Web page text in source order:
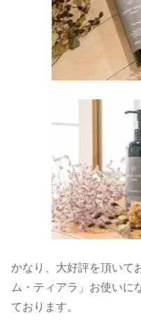
かなり、大好評を頂いて
ム・ティアラ」お使いに
ております。